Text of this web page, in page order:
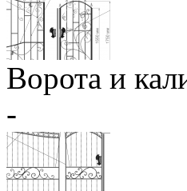
Ворота и
-